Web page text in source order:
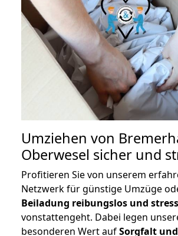
Umziehen von
Oberwesel sicher und
Profitieren Sie von unserem
Netzwerk für günstige Umzüge
Beiladung reibungslos und
vonstattengeht. Dabei legen
besonderen Wert aufSorgfalt und